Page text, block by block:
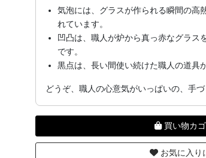
気泡には、グラスが作られる瞬間の高
れています。
凹凸は、職人が炉から真っ赤なグラス
です。
黒点は、長い間使い続けた職人の道具
どうぞ、職人の心意気がいっぱいの、手
買い物カ
お気に入り